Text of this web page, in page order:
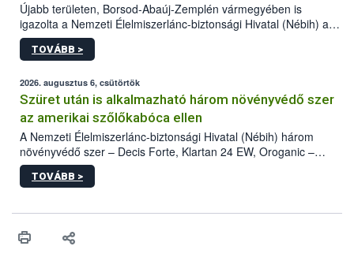
Újabb területen, Borsod-Abaúj-Zemplén vármegyében is
igazolta a Nemzeti Élelmiszerlánc-biztonsági Hivatal (Nébih) a
kőrisrontó karcsúdíszbogár (Agrilus planipennis) jelenlétét. A
kártevőt nem csak színcsapdában találták meg, de már fertőzött
az intenzív felderítést, emellett az intézkedéseket a szlovák
hatósággal is összehangolják a terjedés megállítása érdekében.
TOVÁBB >
2026. augusztus 6, csütörtök
Szüret után is alkalmazható három növényvédő szer
az amerikai szőlőkabóca ellen
A Nemzeti Élelmiszerlánc-biztonsági Hivatal (Nébih) három
növényvédő szer – Decis Forte, Klartan 24 EW, Oroganic –
engedélyokiratát módosította, így azok a szüretet követően,
egészen a vesszőérettség (BBCH 91) stádiumáig
érésű szőlőkben is legyen lehetőség a károsító elleni további
felhasználók számára is elérhető és ökológiai termesztésben is
TOVÁBB >